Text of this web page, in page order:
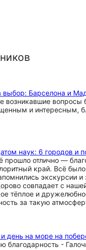
Барселона и
возникавшие
и интересным,
наук: 6 городов и
отлично —
край. Всё
совпадает с
тёплое и
за такую
день на море на
-